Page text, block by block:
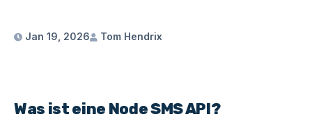
Jan 19, 2026 Tom Hendrix
Was ist eine Node SMS API?